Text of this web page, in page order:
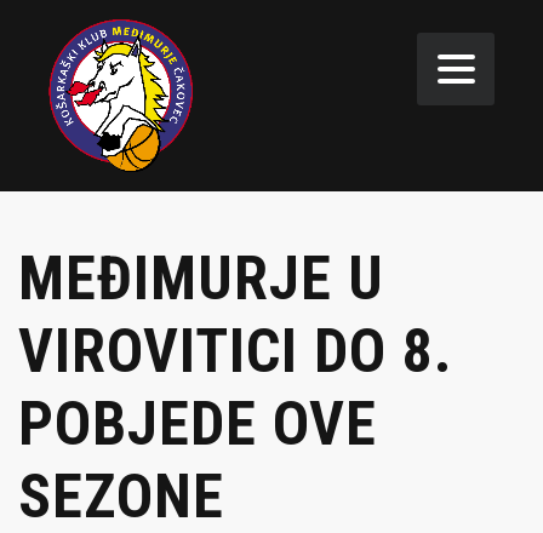
MEĐIMURJE U
VIROVITICI DO 8.
POBJEDE OVE
SEZONE